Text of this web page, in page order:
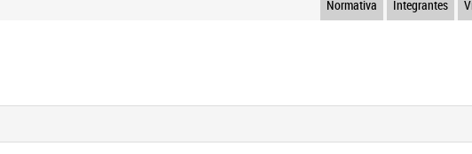
Integrantes
Normativa